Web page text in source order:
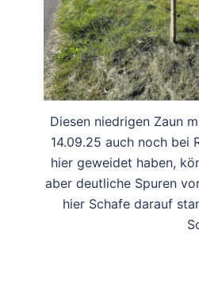
Diesen niedrigen Zaun
14.09.25 auch noch bei
hier geweidet haben,
aber deutliche Spuren
hier Schafe darauf